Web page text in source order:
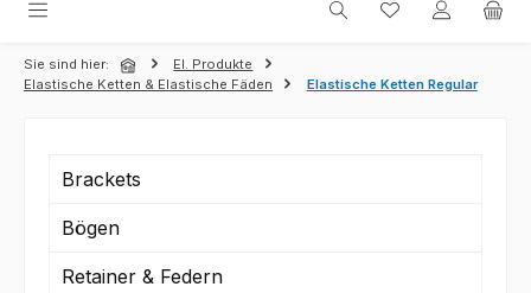
Du hast 0
Sie sind hier:
El. Produkte
Elastische Ketten & Elastische Fäden
Elastische Ketten Regular
Brackets
Bögen
Retainer & Federn